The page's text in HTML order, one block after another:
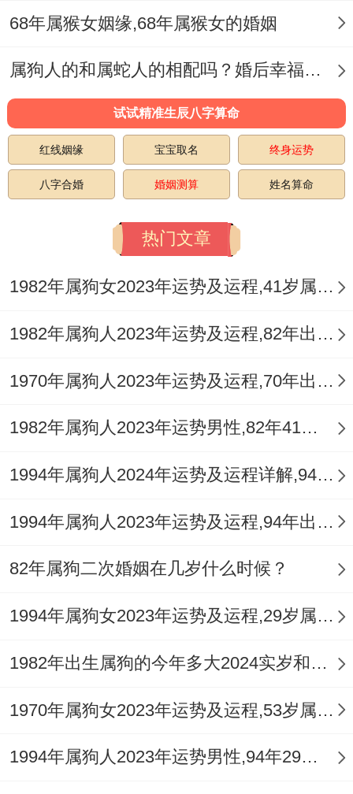
肖关系中也是属狗的三合贵人~不光能成为
理想的伴侣，更能成为挚友。
俗话说到 - 狗遇马事业发,属狗人做事认真仔
细~属马人不一样体贴,会照顾人,在积极的推
动下、两个手上的人做任何事情都能取得成
功、并且属狗同属马的配对除以天作之合~
诚然生肖属狗的人会通过耿直又乐观的性格
也会由于自己的不修边幅而影响他人对自己
的看法...
结果是生肖狗需要调整自己的性格、不要太
往，着不仅能够让自己变得愈讨喜,也会大大
68年属猴女姻缘,68年属猴女的婚姻
属狗人的和属蛇人的相配吗？婚后幸福甜蜜互相支持
试试精准生辰八字算命
红线姻缘 宝宝取名 终身运势
八字合婚 婚姻测算 姓名算命
热门文章
1982年属狗女2023年运势及运程,41岁属狗人2023全年每月运势女性如何
1982年属狗人2023年运势及运程,82年出生的41岁生肖狗2023年每月运势详解
1970年属狗人2023年运势及运程,70年出生的53岁生肖狗2023年每月运势详解
1982年属狗人2023年运势男性,82年41岁属狗男2023年每月运程怎么样
1994年属狗人2024年运势及运程详解,94年出生30岁肖狗人在2024全年每月运势完整版
1994年属狗人2023年运势及运程,94年出生的29岁生肖狗2023年每月运势详解
82年属狗二次婚姻在几岁什么时候？
1994年属狗女2023年运势及运程,29岁属狗人2023全年每月运势女性如何
1982年出生属狗的今年多大2024实岁和虚岁
1970年属狗女2023年运势及运程,53岁属狗人2023全年每月运势女性如何
1994年属狗人2023年运势男性,94年29岁属狗男2023年每月运程怎么样